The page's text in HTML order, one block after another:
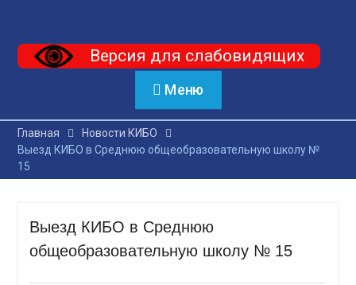
Версия для слабовидящих
Меню
Главная
Новости КИБО
Выезд КИБО в Среднюю общеобразовательную школу №
15
Выезд КИБО в Среднюю
общеобразовательную школу № 15